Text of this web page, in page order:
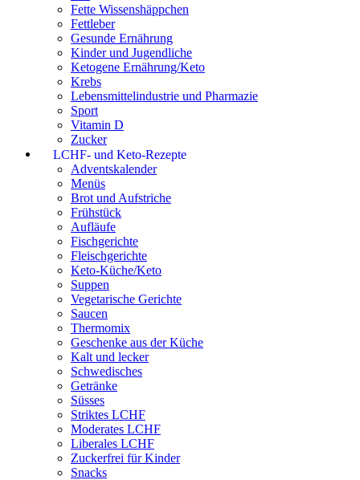
Fette Wissenshäppchen
Fettleber
Gesunde Ernährung
Kinder und Jugendliche
Ketogene Ernährung/Keto
Krebs
Lebensmittelindustrie und Pharmazie
Sport
Vitamin D
Zucker
LCHF- und Keto-Rezepte
Adventskalender
Menüs
Brot und Aufstriche
Frühstück
Aufläufe
Fischgerichte
Fleischgerichte
Keto-Küche/Keto
Suppen
Vegetarische Gerichte
Saucen
Thermomix
Geschenke aus der Küche
Kalt und lecker
Schwedisches
Getränke
Süsses
Striktes LCHF
Moderates LCHF
Liberales LCHF
Zuckerfrei für Kinder
Snacks